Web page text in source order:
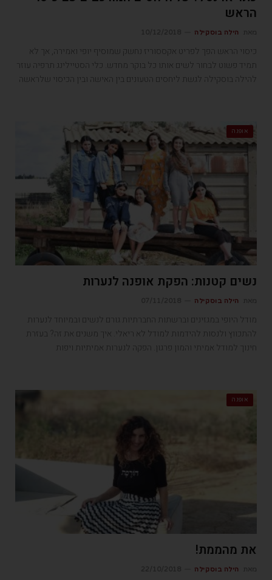
הראש
הילה בוסקילה
כיסוי הראש הפך לפריט אקססוריז נחשק שמוסיף יופי ואמירה, אך לא
תמיד פשוט לבחור לשים אותו כל בוקר מחדש. כלי הסטיילינג תרפיה עוזר
להילה בוסקילה לגשת ליחסים הטעונים בין האישה ובין הכיסוי שלראשה
אופנה
נשים קטנות: הפקת אופנה לנערות
הילה בוסקילה
מודל היופי במגזינים וברשתות החברתיות גורם לנשים ובמיוחד לנערות
להתכווץ ולנסות להידמות למודל לא ריאלי. איך משנים את זה? בעזרת
חינוך למודל אמיתי והמון פרגון. הפקה לנערות אמיתיות ויפות
אופנה
את מהממת!
הילה בוסקילה